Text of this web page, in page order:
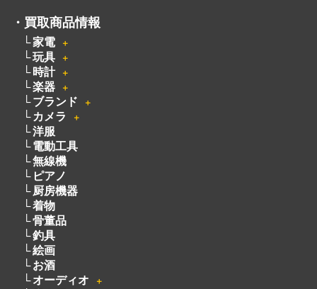
・ 買取商品情報
家電 ＋
玩具 ＋
時計 ＋
楽器 ＋
ブランド ＋
カメラ ＋
洋服
電動工具
無線機
ピアノ
厨房機器
着物
骨董品
釣具
絵画
お酒
オーディオ
＋